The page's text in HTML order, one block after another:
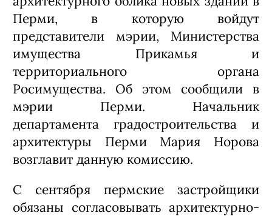
Перми, в которую войдут
представители мэрии, Министерства
имущества Прикамья и
территориального органа
Росимущества. Об этом сообщили в
мэрии Перми. Начальник
департамента градостроительства и
архитектуры Перми Мария Норова
возглавит данную комиссию.
С сентября пермские застройщики
обязаны согласовывать архитектурно-